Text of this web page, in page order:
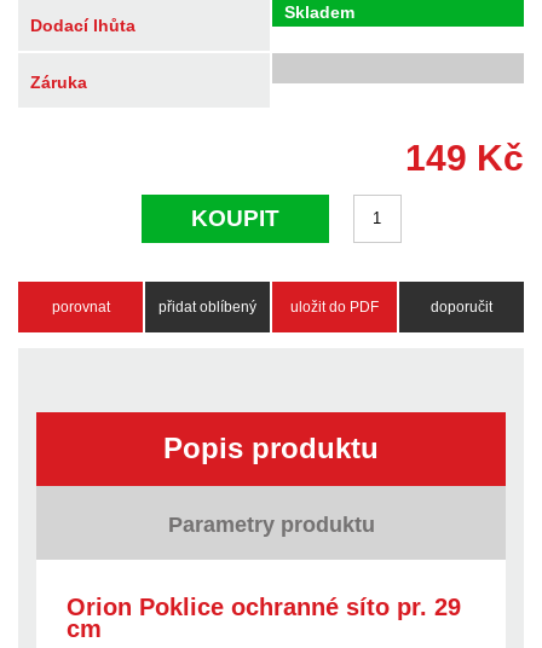
Dodací lhůta
Skladem
Záruka
149 Kč
KOUPIT
porovnat přidat oblíbený uložit do PDF doporučit
Popis produktu
Parametry produktu
Orion Poklice ochranné síto pr. 29
cm